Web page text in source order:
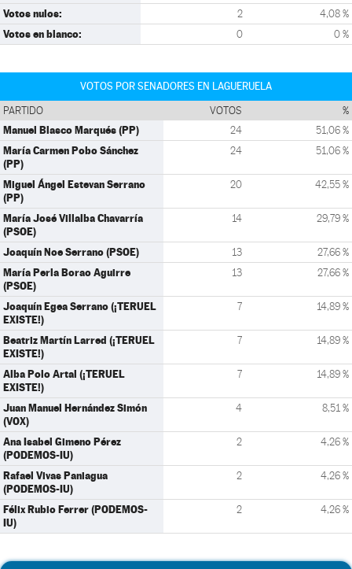
Votos nulos: 2 4,08 %
Votos en blanco: 0 0 %
VOTOS POR SENADORES EN LAGUERUELA
PARTIDO VOTOS %
Manuel Blasco Marqués (PP) 24 51,06 %
María Carmen Pobo Sánchez
(PP)
24 51,06 %
Miguel Ángel Estevan Serrano
(PP)
20 42,55 %
María José Villalba Chavarría
(PSOE)
14 29,79 %
Joaquín Noe Serrano (PSOE) 13 27,66 %
María Perla Borao Aguirre
(PSOE)
13 27,66 %
Joaquín Egea Serrano (¡TERUEL
EXISTE!)
7 14,89 %
Beatriz Martín Larred (¡TERUEL
EXISTE!)
7 14,89 %
Alba Polo Artal (¡TERUEL
EXISTE!)
7 14,89 %
Juan Manuel Hernández Simón
(VOX)
4 8,51 %
Ana Isabel Gimeno Pérez
(PODEMOS-IU)
2 4,26 %
Rafael Vivas Paniagua
(PODEMOS-IU)
2 4,26 %
Félix Rubio Ferrer (PODEMOS-
IU)
2 4,26 %